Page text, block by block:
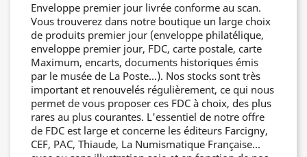
Enveloppe premier jour livrée conforme au scan.
Vous trouverez dans notre boutique un large choix
de produits premier jour (enveloppe philatélique,
enveloppe premier jour, FDC, carte postale, carte
Maximum, encarts, documents historiques émis
par le musée de La Poste...). Nos stocks sont très
important et renouvelés régulièrement, ce qui nous
permet de vous proposer ces FDC à choix, des plus
rares au plus courantes. L'essentiel de notre offre
de FDC est large et concerne les éditeurs Farcigny,
CEF, PAC, Thiaude, La Numismatique Française...